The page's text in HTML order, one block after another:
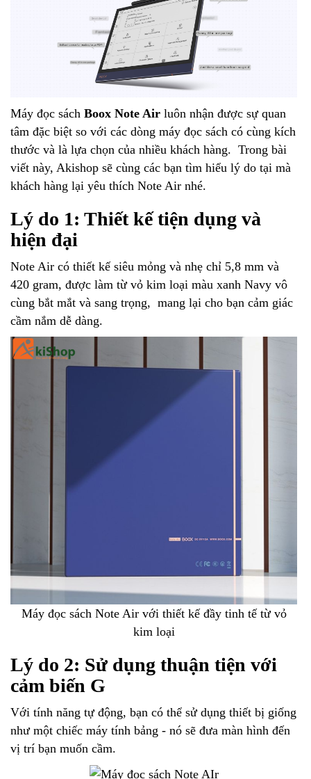
Máy đọc sách Boox Note Air luôn nhận được sự quan
tâm đặc biệt so với các dòng máy đọc sách có cùng kích
thước và là lựa chọn của nhiều khách hàng. Trong bài
viết này, Akishop sẽ cùng các bạn tìm hiểu lý do tại mà
khách hàng lại yêu thích Note Air nhé.
Lý do 1: Thiết kế tiện dụng và
hiện đại
Note Air có thiết kế siêu mỏng và nhẹ chỉ 5,8 mm và
420 gram, được làm từ vỏ kim loại màu xanh Navy vô
cùng bắt mắt và sang trọng, mang lại cho bạn cảm giác
cầm nắm dễ dàng.
Máy đọc sách Note Air với thiết kế đầy tinh tế từ vỏ
kim loại
Lý do 2: Sử dụng thuận tiện với
cảm biến G
Với tính năng tự động, bạn có thể sử dụng thiết bị giống
như một chiếc máy tính bảng - nó sẽ đưa màn hình đến
vị trí bạn muốn cầm.